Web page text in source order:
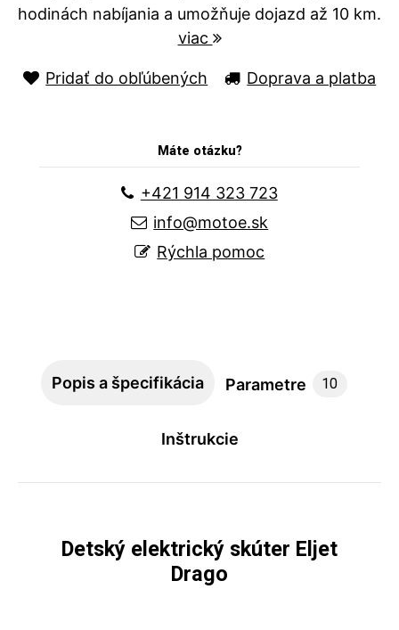
hodinách nabíjania a umožňuje dojazd až 10 km.
viac
Pridať do obľúbených Doprava a platba
Máte otázku?
+421 914 323 723
info@motoe.sk
Rýchla pomoc
Popis a špecifikácia Parametre 10
Inštrukcie
Detský elektrický skúter Eljet
Drago